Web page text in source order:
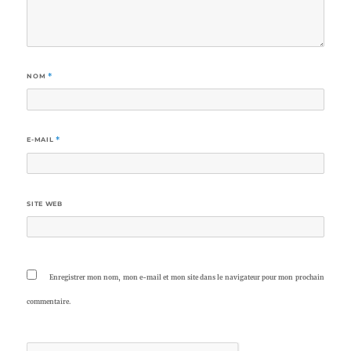
NOM *
E-MAIL *
SITE WEB
Enregistrer mon nom, mon e-mail et mon site dans le navigateur pour mon prochain
commentaire.